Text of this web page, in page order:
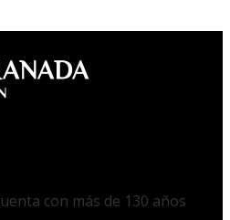
con más de 130 años